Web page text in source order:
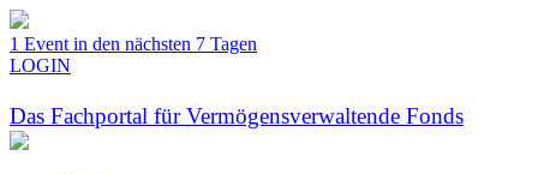
1 Event in den nächsten 7 Tagen
LOGIN
Das Fachportal für Vermögensverwaltende Fonds